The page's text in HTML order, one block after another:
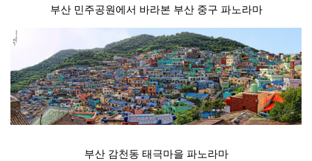
부산 민주공원에서 바라본 부산 중구 파노라마
부산 감천동 태극마을 파노라마